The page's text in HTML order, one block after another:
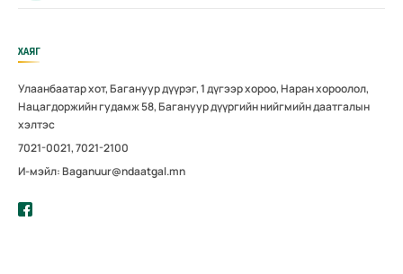
ХАЯГ
Улаанбаатар хот, Багануур дүүрэг, 1 дүгээр хороо, Наран хороолол,
Нацагдоржийн гудамж 58, Багануур дүүргийн нийгмийн даатгалын
хэлтэс
7021-0021, 7021-2100
И-мэйл: Baganuur@ndaatgal.mn